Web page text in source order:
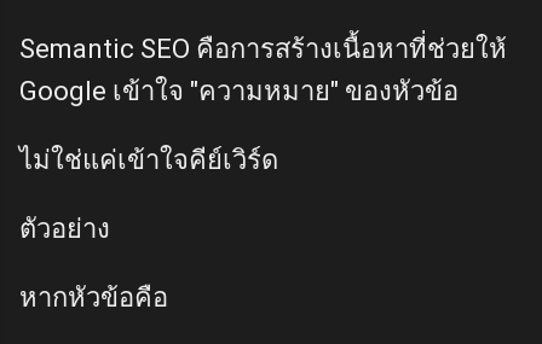
Semantic SEO คือการสร้างเนื้อหาที่ช่วยให้
Google เข้าใจ "ความหมาย" ของหัวข้อ
ไม่ใช่แค่เข้าใจคีย์เวิร์ด
ตัวอย่าง
หากหัวข้อคือ